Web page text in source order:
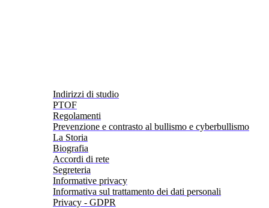
Indirizzi di studio
PTOF
Regolamenti
Prevenzione e contrasto al bullismo e cyberbullismo
La Storia
Biografia
Accordi di rete
Segreteria
Informative privacy
Informativa sul trattamento dei dati personali
Privacy - GDPR